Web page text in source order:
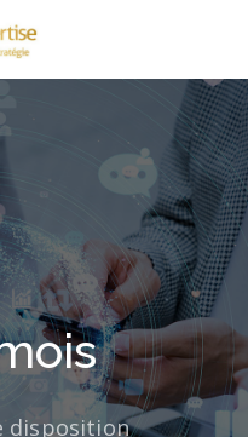
disposition